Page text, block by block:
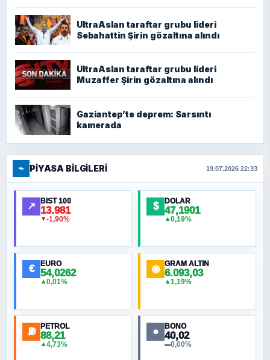
UltraAslan taraftar grubu lideri
Sebahattin Şirin gözaltına alındı
UltraAslan taraftar grubu lideri
Muzaffer Şirin gözaltına alındı
Gaziantep’te deprem: Sarsıntı
kamerada
⌁ PIYASA BILGILERI 19.07.2026 22:33
↗ BIST 100
13.981
▼-1,90%
$ DOLAR
47,1901
▲0,19%
€ EURO
54,0262
▲0,01%
◉ GRAM ALTIN
6.093,03
▲1,19%
⛽ PETROL
88,21
▲4,73%
● BONO
40,02
▬0,00%